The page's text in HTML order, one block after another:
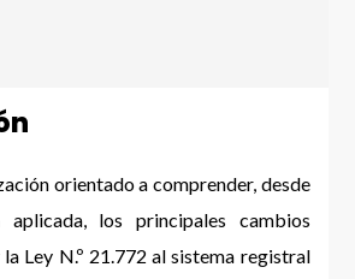
orientado a comprender, desde
aplicada, los principales cambios
Ley N.º 21.772 al sistema registral